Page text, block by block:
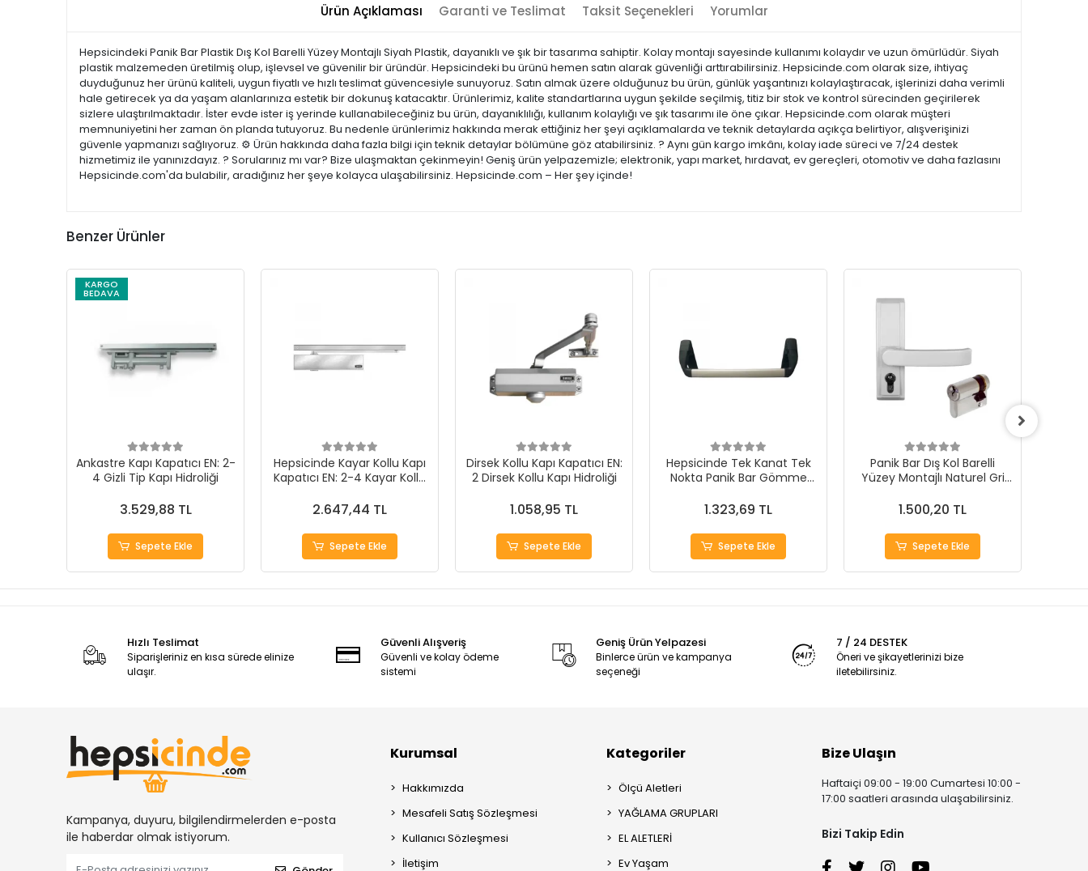
Ürün Açıklaması Garanti ve Teslimat Taksit Seçenekleri Yorumlar
Hepsicindeki Panik Bar Plastik Dış Kol Barelli Yüzey Montajlı Siyah Plastik, dayanıklı ve şık bir tasarıma sahiptir. Kolay montajı sayesinde kullanımı kolaydır ve uzun ömürlüdür. Siyah
plastik malzemeden üretilmiş olup, işlevsel ve güvenilir bir üründür. Hepsicindeki bu ürünü hemen satın alarak güvenliği arttırabilirsiniz. Hepsicinde.com olarak size, ihtiyaç
duyduğunuz her ürünü kaliteli, uygun fiyatlı ve hızlı teslimat güvencesiyle sunuyoruz. Satın almak üzere olduğunuz bu ürün, günlük yaşantınızı kolaylaştıracak, işlerinizi daha verimli
hale getirecek ya da yaşam alanlarınıza estetik bir dokunuş katacaktır. Ürünlerimiz, kalite standartlarına uygun şekilde seçilmiş, titiz bir stok ve kontrol sürecinden geçirilerek
sizlere ulaştırılmaktadır. İster evde ister iş yerinde kullanabileceğiniz bu ürün, dayanıklılığı, kullanım kolaylığı ve şık tasarımı ile öne çıkar. Hepsicinde.com olarak müşteri
memnuniyetini her zaman ön planda tutuyoruz. Bu nedenle ürünlerimiz hakkında merak ettiğiniz her şeyi açıklamalarda ve teknik detaylarda açıkça belirtiyor, alışverişinizi
güvenle yapmanızı sağlıyoruz. ⚙️ Ürün hakkında daha fazla bilgi için teknik detaylar bölümüne göz atabilirsiniz. ? Aynı gün kargo imkânı, kolay iade süreci ve 7/24 destek
hizmetimiz ile yanınızdayız. ? Sorularınız mı var? Bize ulaşmaktan çekinmeyin! Geniş ürün yelpazemizle; elektronik, yapı market, hırdavat, ev gereçleri, otomotiv ve daha fazlasını
Hepsicinde.com'da bulabilir, aradığınız her şeye kolayca ulaşabilirsiniz. Hepsicinde.com – Her şey içinde!
Benzer Ürünler
KARGO
BEDAVA
Ankastre Kapı Kapatıcı EN: 2-
4 Gizli Tip Kapı Hidroliği
3.529,88 TL
Sepete Ekle
Hepsicinde Kayar Kollu Kapı
Kapatıcı EN: 2-4 Kayar Kollu
2.647,44 TL
Sepete Ekle
Dirsek Kollu Kapı Kapatıcı EN:
2 Dirsek Kollu Kapı Hidroliği
1.058,95 TL
Sepete Ekle
Hepsicinde Tek Kanat Tek
Nokta Panik Bar Gömme
Panik Bar
1.323,69 TL
Sepete Ekle
Panik Bar Dış Kol Barelli
Yüzey Montajlı Naturel Gri
1.500,20 TL
Sepete Ekle
Hızlı Teslimat
Siparişleriniz en kısa sürede elinize
ulaşır.
Güvenli Alışveriş
Güvenli ve kolay ödeme
sistemi
Geniş Ürün Yelpazesi
Binlerce ürün ve kampanya
seçeneği
7 / 24 DESTEK
Öneri ve şikayetlerinizi bize
iletebilirsiniz.
Kampanya, duyuru, bilgilendirmelerden e-posta
ile haberdar olmak istiyorum.
Kurumsal
Hakkımızda
Mesafeli Satış Sözleşmesi
Kullanıcı Sözleşmesi
İletişim
Kategoriler
Ölçü Aletleri
YAĞLAMA GRUPLARI
EL ALETLERİ
Ev Yaşam
Bize Ulaşın
Haftaiçi 09:00 - 19:00 Cumartesi 10:00 -
17:00 saatleri arasında ulaşabilirsiniz.
Bizi Takip Edin